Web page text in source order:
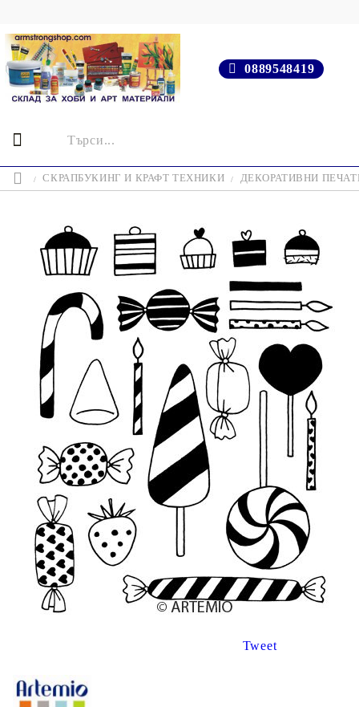
0889548419
СКРАПБУКИНГ И КРАФТ ТЕХНИКИ ДЕКОРАТИВНИ
Tweet